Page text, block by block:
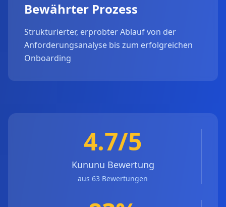
Bewährter Prozess
Strukturierter, erprobter Ablauf von der
Anforderungsanalyse bis zum erfolgreichen
Onboarding
4.7/5
Kununu Bewertung
aus 63 Bewertungen